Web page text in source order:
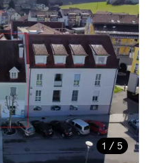
1 / 5